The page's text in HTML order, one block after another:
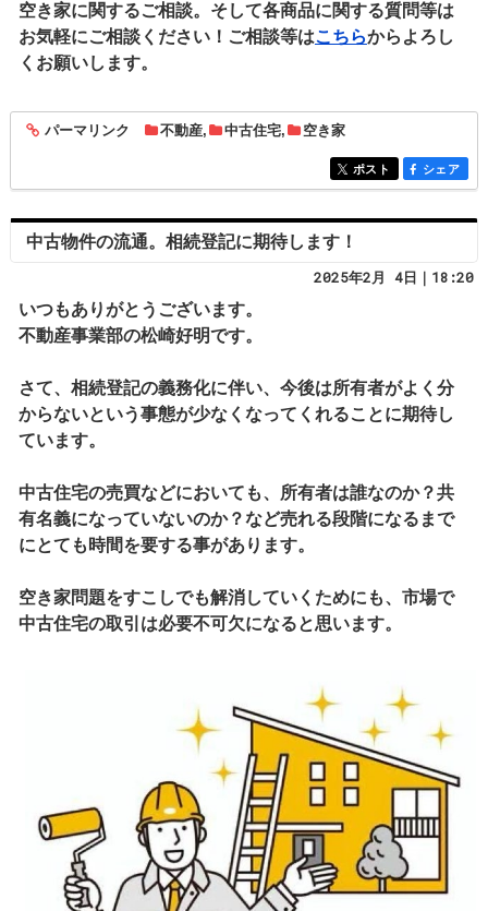
空き家に関するご相談。そして各商品に関する質問等は
お気軽にご相談ください！ご相談等はこちらからよろし
くお願いします。
entry1906
パーマリンク 不動産, 中古住宅, 空き家
entry1906
ポスト entry1906
シェア
中古物件の流通。相続登記に期待します！
2025年2月 4日｜18:20
いつもありがとうございます。
不動産事業部の松崎好明です。
さて、相続登記の義務化に伴い、今後は所有者がよく分
からないという事態が少なくなってくれることに期待し
ています。
中古住宅の売買などにおいても、所有者は誰なのか？共
有名義になっていないのか？など売れる段階になるまで
にとても時間を要する事があります。
空き家問題をすこしでも解消していくためにも、市場で
中古住宅の取引は必要不可欠になると思います。